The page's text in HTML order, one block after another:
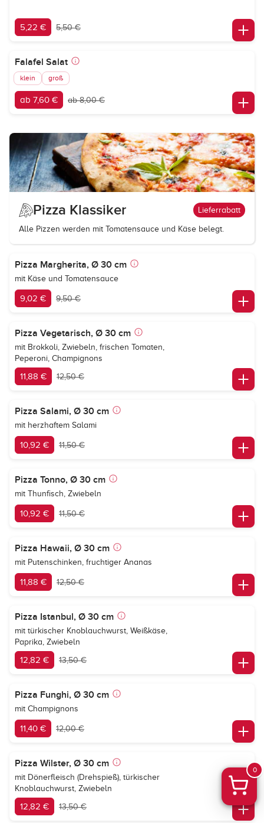
5,22 € 5,50 €
Falafel Salat
klein groß
ab 7,60 € ab 8,00 €
Pizza Klassiker Lieferrabatt
Alle Pizzen werden mit Tomatensauce und Käse belegt.
Pizza Margherita, Ø 30 cm
mit Käse und Tomatensauce
9,02 € 9,50 €
Pizza Vegetarisch, Ø 30 cm
mit Brokkoli, Zwiebeln, frischen Tomaten,
Peperoni, Champignons
11,88 € 12,50 €
Pizza Salami, Ø 30 cm
mit herzhaftem Salami
10,92 € 11,50 €
Pizza Tonno, Ø 30 cm
mit Thunfisch, Zwiebeln
10,92 € 11,50 €
Pizza Hawaii, Ø 30 cm
mit Putenschinken, fruchtiger Ananas
11,88 € 12,50 €
Pizza Istanbul, Ø 30 cm
mit türkischer Knoblauchwurst, Weißkäse,
Paprika, Zwiebeln
12,82 € 13,50 €
Pizza Funghi, Ø 30 cm
mit Champignons
11,40 € 12,00 €
Pizza Wilster, Ø 30 cm
mit Dönerfleisch (Drehspieß), türkischer
Knoblauchwurst, Zwiebeln
12,82 € 13,50 €
0